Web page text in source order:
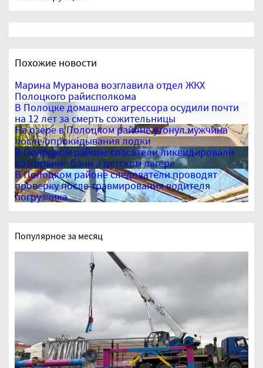
Похожие новости
Марина Муранова возглавила отдел ЖКХ
Полоцкого райисполкома
В Полоцке домашнего агрессора осудили почти
на 12 лет за смерть сожительницы
На озере в Полоцком районе утонул мужчина
после опрокидывания лодки
В Полоцком районе спасатели ликвидировали
возгорание бани в детском лагере
В Полоцком районе следователи проводят
проверку после травмирования водителя
погрузчика
Популярное за месяц